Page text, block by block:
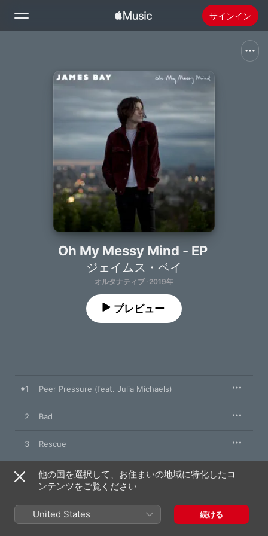
サインイン
ホーム
新着おすすめ
Apple Musicをインストール
Oh My Messy Mind - EP
ジェイムス・ベイ
オルタナティブ · 2019年
プレビュー
1 Peer Pressure (feat. Julia Michaels)
2 Bad
3 Rescue
4 Break My Heart Right
2019年5月10日
4曲、13分
他の国を選択して、お住まいの地域に特化したコ
ンテンツをご覧ください
United States 続ける